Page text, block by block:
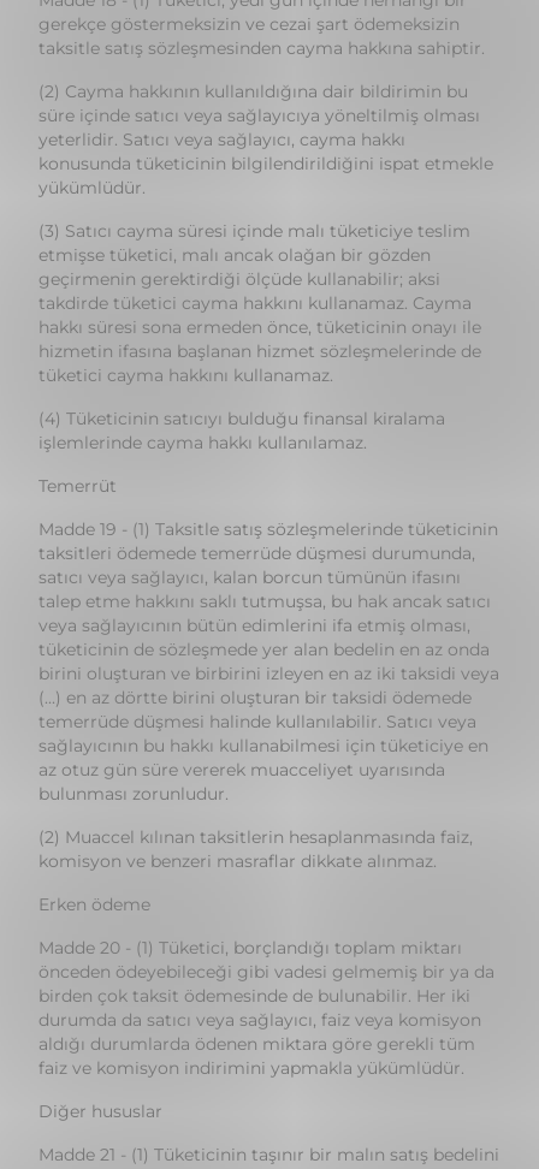
süre içinde satıcı veya sağlayıcıya yöneltilmiş olması
yeterlidir. Satıcı veya sağlayıcı, cayma hakkı
konusunda tüketicinin bilgilendirildiğini ispat etmekle
yükümlüdür.
(3) Satıcı cayma süresi içinde malı tüketiciye teslim
etmişse tüketici, malı ancak olağan bir gözden
geçirmenin gerektirdiği ölçüde kullanabilir; aksi
takdirde tüketici cayma hakkını kullanamaz. Cayma
hakkı süresi sona ermeden önce, tüketicinin onayı ile
hizmetin ifasına başlanan hizmet sözleşmelerinde de
tüketici cayma hakkını kullanamaz.
(4) Tüketicinin satıcıyı bulduğu finansal kiralama
işlemlerinde cayma hakkı kullanılamaz.
Temerrüt
Madde 19 - (1) Taksitle satış sözleşmelerinde tüketicinin
taksitleri ödemede temerrüde düşmesi durumunda,
satıcı veya sağlayıcı, kalan borcun tümünün ifasını
talep etme hakkını saklı tutmuşsa, bu hak ancak satıcı
veya sağlayıcının bütün edimlerini ifa etmiş olması,
tüketicinin de sözleşmede yer alan bedelin en az onda
birini oluşturan ve birbirini izleyen en az iki taksidi veya
(...) en az dörtte birini oluşturan bir taksidi ödemede
temerrüde düşmesi halinde kullanılabilir. Satıcı veya
sağlayıcının bu hakkı kullanabilmesi için tüketiciye en
az otuz gün süre vererek muacceliyet uyarısında
bulunması zorunludur.
(2) Muaccel kılınan taksitlerin hesaplanmasında faiz,
komisyon ve benzeri masraflar dikkate alınmaz.
Erken ödeme
Madde 20 - (1) Tüketici, borçlandığı toplam miktarı
önceden ödeyebileceği gibi vadesi gelmemiş bir ya da
birden çok taksit ödemesinde de bulunabilir. Her iki
durumda da satıcı veya sağlayıcı, faiz veya komisyon
aldığı durumlarda ödenen miktara göre gerekli tüm
faiz ve komisyon indirimini yapmakla yükümlüdür.
Diğer hususlar
Madde 21 - (1) Tüketicinin taşınır bir malın satış bedelini
önceden kısım kısım ödemeyi, satıcının da bedelin
tamamen ödenmesinden sonra satılanı tüketiciye
teslim etmeyi üstlendikleri ve ödeme süresi bir yıldan
daha uzun veya belirsiz olan sözleşmeler hakkında Türk